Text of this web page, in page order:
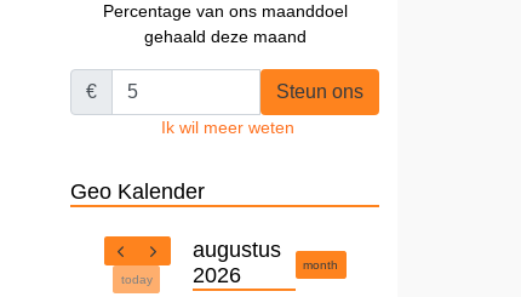
Percentage van ons maanddoel
gehaald deze maand
€ Steun ons
Ik wil meer weten
Geo Kalender
today
augustus
2026
month